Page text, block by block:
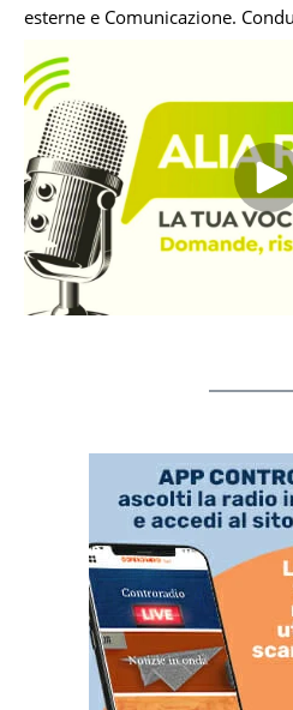
esterne e Comunicazione.